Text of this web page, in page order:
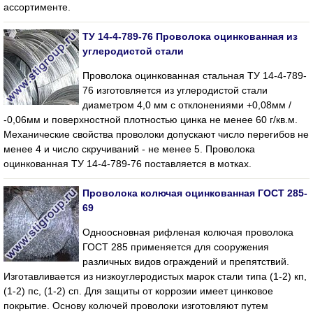
ассортименте.
ТУ 14-4-789-76 Проволока оцинкованная из
углеродистой стали
Проволока оцинкованная стальная ТУ 14-4-789-
76 изготовляется из углеродистой стали
диаметром 4,0 мм с отклонениями +0,08мм /
-0,06мм и поверхностной плотностью цинка не менее 60 г/кв.м.
Механические свойства проволоки допускают число перегибов не
менее 4 и число скручиваний - не менее 5. Проволока
оцинкованная ТУ 14-4-789-76 поставляется в мотках.
Проволока колючая оцинкованная ГОСТ 285-
69
Одноосновная рифленая колючая проволока
ГОСТ 285 применяется для сооружения
различных видов ограждений и препятствий.
Изготавливается из низкоуглеродистых марок стали типа (1-2) кп,
(1-2) пс, (1-2) сп. Для защиты от коррозии имеет цинковое
покрытие. Основу колючей проволоки изготовляют путем